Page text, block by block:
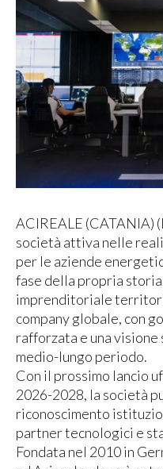
ACIREALE (CATANIA)
società attiva nelle
per le aziende
fase della propria
imprenditoriale
company globale, con
rafforzata e una
medio-lungo periodo.
Con il prossimo lancio
2026-2028, la società
riconoscimento
partner tecnologici e
Fondata nel 2010 in